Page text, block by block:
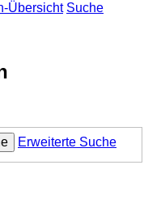
Übersicht Suche
Erweiterte Suche